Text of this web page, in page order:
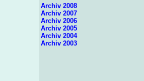
Archiv 2008
Archiv 2007
Archiv 2006
Archiv 2005
Archiv 2004
Archiv 2003